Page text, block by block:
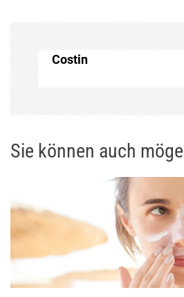
r
a
g
s
n
v
g
Costin
Sie können auch